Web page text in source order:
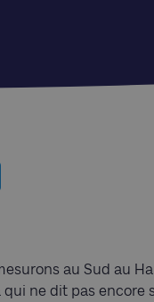
au Sud au
ne dit pas encore